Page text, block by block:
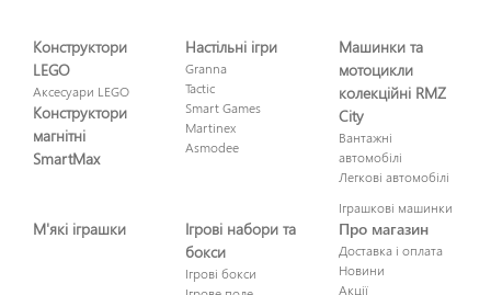
Конструктори
LEGO
Аксесуари LEGO
Конструктори
магнітні
SmartMax
Настільні ігри
Granna
Tactic
Smart Games
Martinex
Asmodee
Машинки та
мотоцикли
колекційні RMZ
City
Вантажні
автомобілі
Легкові автомобілі
Іграшкові машинки
М'які іграшки
Ігрові набори та
бокси
Ігрові бокси
Про магазин
Доставка і оплата
Новини
Акції